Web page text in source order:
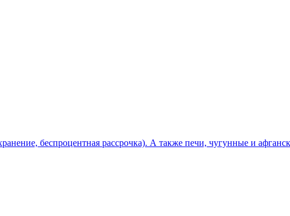
беспроцентная рассрочка). А также печи, чугунные и